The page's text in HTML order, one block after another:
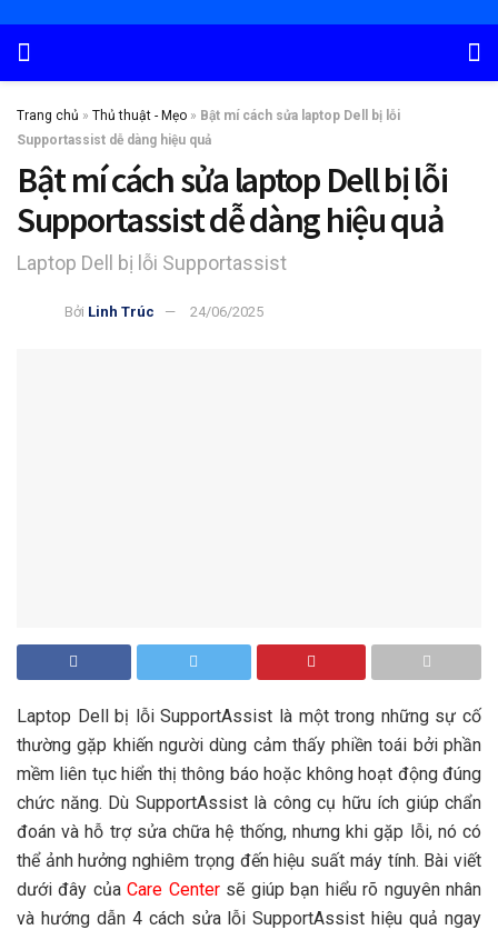
Trang chủ » Thủ thuật - Mẹo » Bật mí cách sửa laptop Dell bị lỗi
Supportassist dễ dàng hiệu quả
Bật mí cách sửa laptop Dell bị lỗi
Supportassist dễ dàng hiệu quả
Laptop Dell bị lỗi Supportassist
Bởi Linh Trúc 24/06/2025
Laptop Dell bị lỗi SupportAssist là một trong những sự cố
thường gặp khiến người dùng cảm thấy phiền toái bởi phần
mềm liên tục hiển thị thông báo hoặc không hoạt động đúng
chức năng. Dù SupportAssist là công cụ hữu ích giúp chẩn
đoán và hỗ trợ sửa chữa hệ thống, nhưng khi gặp lỗi, nó có
thể ảnh hưởng nghiêm trọng đến hiệu suất máy tính. Bài viết
dưới đây củaCare Centersẽ giúp bạn hiểu rõ nguyên nhân
và hướng dẫn 4 cách sửa lỗi SupportAssist hiệu quả ngay